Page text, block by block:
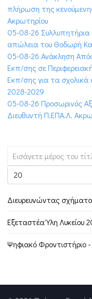
πλήρωση της
Ακρωτηρίου
05-08-26 Συλλυπητήρια
απώλεια του Θοδωρή
05-08-26 Ανάκληση
Εκπ/σης σε
Εκπ/σης για τα σχολικά
2028-2029
05-08-26 Προσωρινός
Διευθυντή Π.ΕΠΑ.Λ.
Διευρευνώντας
Εξεταστέα Ύλη Λυκείου
Ψηφιακό Φροντιστήριο